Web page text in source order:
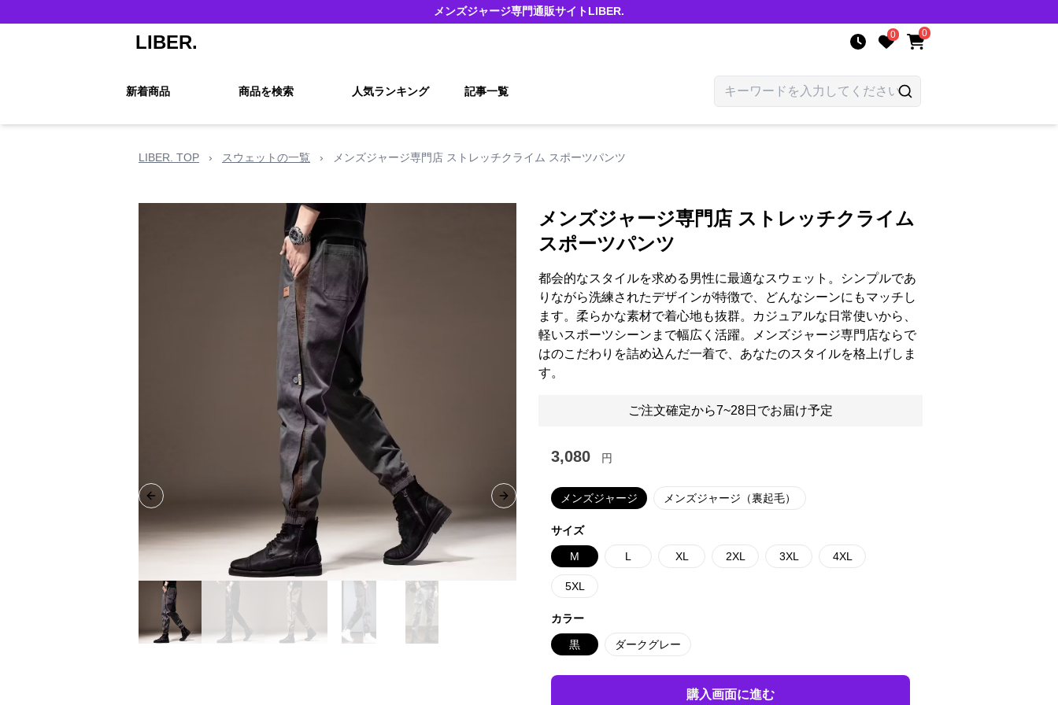
メンズジャージ専門通販サイトLIBER.
LIBER. 0 0
新着商品 商品を検索 人気ランキング 記事一覧
LIBER. TOP › スウェットの一覧 › メンズジャージ専門店 ストレッチクライム スポーツパンツ
Previous slide Next slide
メンズジャージ専門店 ストレッチクライム
スポーツパンツ
都会的なスタイルを求める男性に最適なスウェット。シンプルであ
りながら洗練されたデザインが特徴で、どんなシーンにもマッチし
ます。柔らかな素材で着心地も抜群。カジュアルな日常使いから、
軽いスポーツシーンまで幅広く活躍。メンズジャージ専門店ならで
はのこだわりを詰め込んだ一着で、あなたのスタイルを格上げしま
す。
ご注文確定から7~28日でお届け予定
3,080 円
メンズジャージ メンズジャージ（裏起毛）
サイズ
M L XL 2XL 3XL 4XL
5XL
カラー
黒 ダークグレー
購入画面に進む